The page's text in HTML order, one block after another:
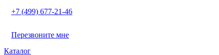
+7 (499) 677-21-46
Перезвоните мне
Каталог